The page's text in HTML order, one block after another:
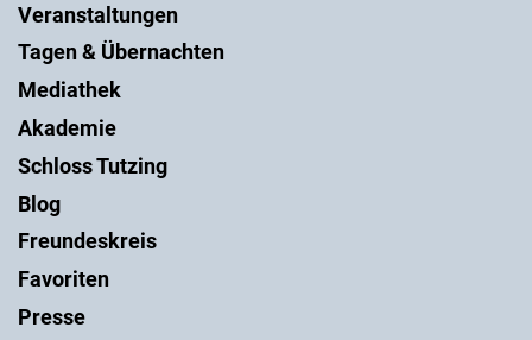
Veranstaltungen
Tagen & Übernachten
Mediathek
Akademie
Schloss Tutzing
Blog
Freundeskreis
Favoriten
Presse